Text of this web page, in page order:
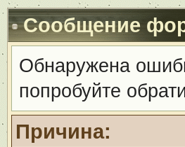
Сообщение
Обнаружена
попробуйте
Причина: